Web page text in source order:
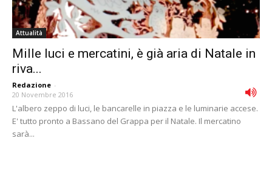
Attualità
Mille luci e mercatini, è già aria di Natale in
riva...
Redazione -
20 Novembre 2016
L'albero zeppo di luci, le bancarelle in piazza e le luminarie accese.
E' tutto pronto a Bassano del Grappa per il Natale. Il mercatino
sarà...